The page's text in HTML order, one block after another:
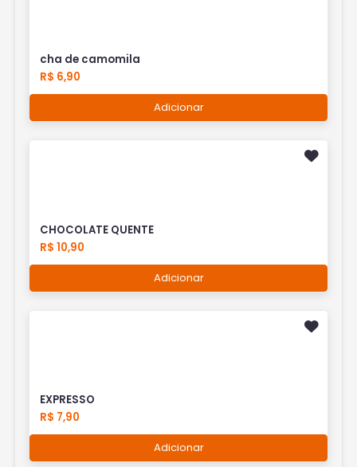
cha de camomila
R$ 6,90
Adicionar
CHOCOLATE QUENTE
R$ 10,90
Adicionar
EXPRESSO
R$ 7,90
Adicionar